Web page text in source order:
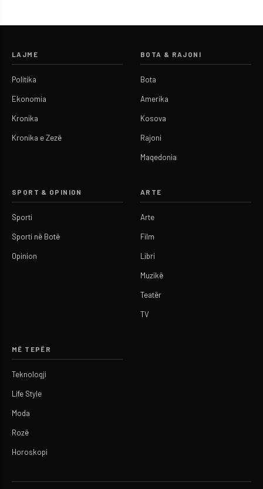
LAJME
Politika
Ekonomia
Kronika
Kronika e Zezë
BOTA & RAJONI
Bota
Amerika
Kosova
Rajoni
Maqedonia
SPORT & OPINION
Sporti
Sporti në Botë
Opinion
ARTE
Arte
Film
Libri
Muzikë
Teatër
TV
MË TEPËR
Teknologji
Life Style
Moda
Rozë
Horoskopi